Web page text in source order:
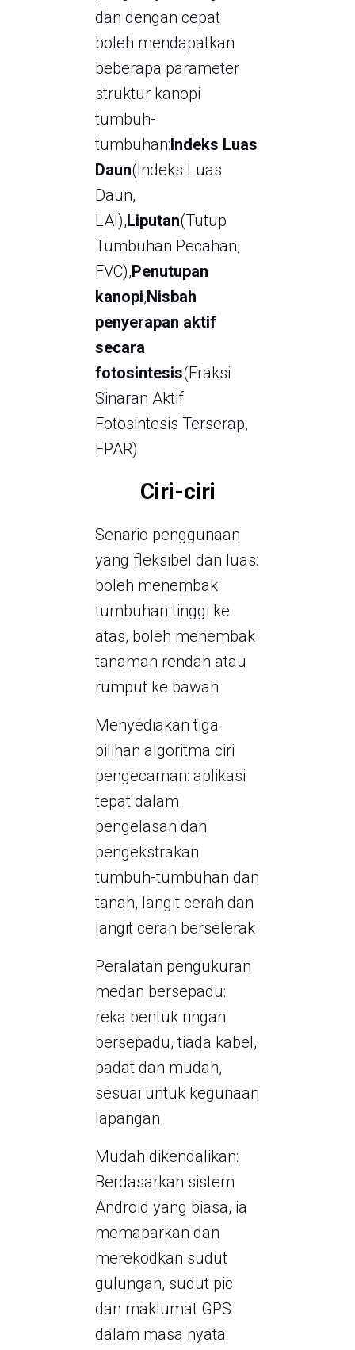
dan dengan cepat
boleh mendapatkan
beberapa parameter
struktur kanopi
tumbuh-
tumbuhan:Indeks Luas
Daun(Indeks Luas
Daun,
LAI),Liputan(Tutup
Tumbuhan Pecahan,
FVC),Penutupan
kanopi,Nisbah
penyerapan aktif
secara
fotosintesis(Fraksi
Sinaran Aktif
Fotosintesis Terserap,
FPAR)
Ciri-ciri
Senario penggunaan
yang fleksibel dan luas:
boleh menembak
tumbuhan tinggi ke
atas, boleh menembak
tanaman rendah atau
rumput ke bawah
Menyediakan tiga
pilihan algoritma ciri
pengecaman: aplikasi
tepat dalam
pengelasan dan
pengekstrakan
tumbuh-tumbuhan dan
tanah, langit cerah dan
langit cerah berselerak
Peralatan pengukuran
medan bersepadu:
reka bentuk ringan
bersepadu, tiada kabel,
padat dan mudah,
sesuai untuk kegunaan
lapangan
Mudah dikendalikan:
Berdasarkan sistem
Android yang biasa, ia
memaparkan dan
merekodkan sudut
gulungan, sudut pic
dan maklumat GPS
dalam masa nyata